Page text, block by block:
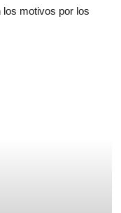
los motivos por los